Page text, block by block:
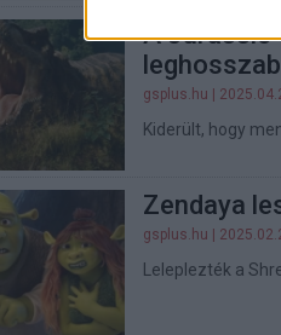
A Jurassic
gsplus.hu |
Kiderült, hogy
Zendaya
gsplus.hu |
Leleplezték a